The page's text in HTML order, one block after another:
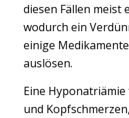
diesen Fällen meist
wodurch ein
einige
auslösen.
Eine
und